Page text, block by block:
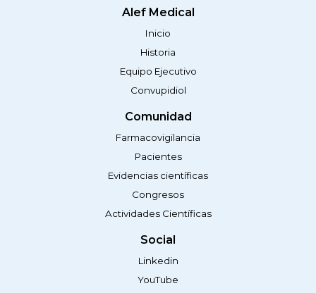
Alef Medical
Inicio
Historia
Equipo Ejecutivo
Convupidiol
Comunidad
Farmacovigilancia
Pacientes
Evidencias científicas
Congresos
Actividades Científicas
Social
Linkedin
YouTube